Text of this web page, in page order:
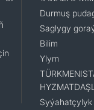
Durmuş
Saglygy
Bilim
Ylym
Syýahatçylyk